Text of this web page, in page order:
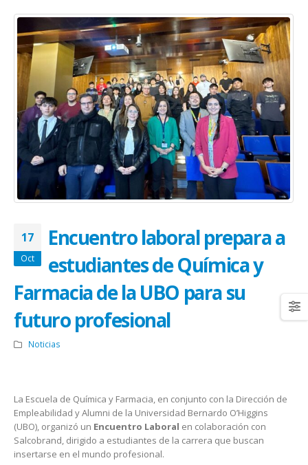
17
Oct
Encuentro laboral prepara a
estudiantes de Química y
Farmacia de la UBO para su
futuro profesional
Noticias
La Escuela de Química y Farmacia, en conjunto con la Dirección de
Empleabilidad y Alumni de la Universidad Bernardo O’Higgins
(UBO), organizó un Encuentro Laboral en colaboración con
Salcobrand, dirigido a estudiantes de la carrera que buscan
insertarse en el mundo profesional.